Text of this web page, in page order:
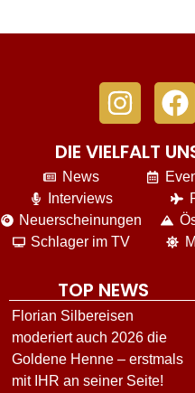
DIE VIELFALT
News
Interviews
Neuerscheinungen
Schlager im TV
TOP NEWS
Florian Silbereisen
moderiert auch 2026 die
Goldene Henne – erstmals
mit IHR an seiner Seite!